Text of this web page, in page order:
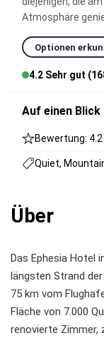
Atmosphäre
Optionen
4.2 Sehr gut
Auf einen Blick
Bewertung:
Quiet,
Über
Das Ephesia Hotel
längsten Strand
75 km vom
Fläche von 7.000
renovierte Zimmer,